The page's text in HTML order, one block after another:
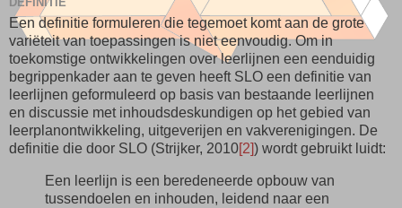
Een definitie formuleren die tegemoet komt aan de grote
variëteit van toepassingen is niet eenvoudig. Om in
toekomstige ontwikkelingen over leerlijnen een eenduidig
begrippenkader aan te geven heeft SLO een definitie van
leerlijnen geformuleerd op basis van bestaande leerlijnen
en discussie met inhoudsdeskundigen op het gebied van
leerplanontwikkeling, uitgeverijen en vakverenigingen. De
definitie die door SLO (Strijker, 2010[2]) wordt gebruikt luidt:
Een leerlijn is een beredeneerde opbouw van
tussendoelen en inhouden, leidend naar een